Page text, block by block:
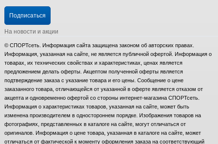
Подписаться
На новости и акции
© СПОРТсеть. Информация сайта защищена законом об авторских правах.
Информация, указанная на сайте, не является публичной офертой. Информация о
товарах, их технических свойствах и характеристиках, ценах является
предложением делать оферты. Акцептом полученной оферты является
подтверждение заказа с указание товара и его цены. Сообщение о цене
заказанного товара, отличающейся от указанной в оферте является отказом от
акцепта и одновременно офертой со стороны интернет-магазина СПОРТсеть.
Информация о характеристиках товаров, указанная на сайте, может быть
изменена производителем в одностороннем порядке. Изображения товаров на
фотографиях, представленных в каталоге на сайте, могут отличаться от
оригиналов. Информация о цене товара, указанная в каталоге на сайте, может
отличаться от фактической к моменту оформления заказа на соответствующий